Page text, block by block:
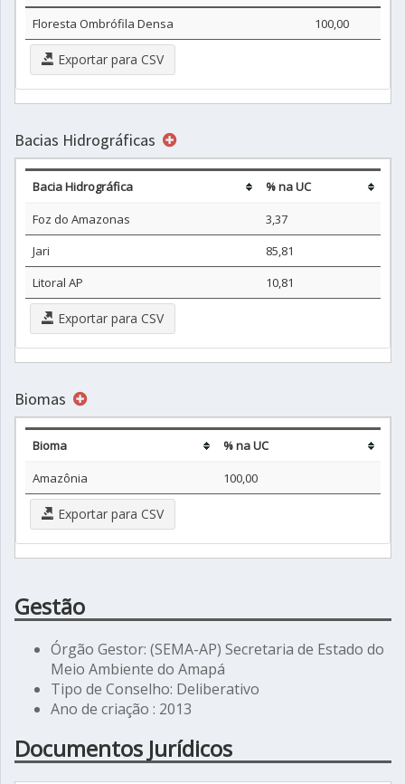
Floresta Ombrófila Densa
100,00
Exportar para CSV
Bacias Hidrográficas
Bacia Hidrográfica
% na UC
Foz do Amazonas
3,37
Jari
85,81
Litoral AP
10,81
Exportar para CSV
Biomas
Bioma
% na UC
Amazônia
100,00
Exportar para CSV
Gestão
Órgão Gestor: (SEMA-AP) Secretaria de Estado do
Meio Ambiente do Amapá
Tipo de Conselho: Deliberativo
Ano de criação : 2013
Documentos Jurídicos